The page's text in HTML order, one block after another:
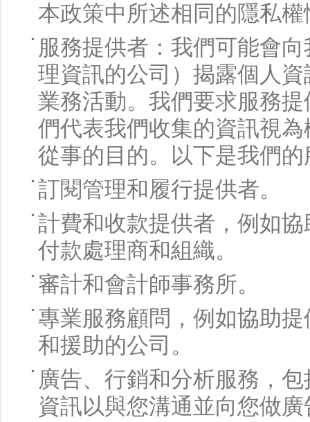
本政策中所述相同的隱私
服務提供者：我們可能會
理資訊的公司）揭露個人
業務活動。我們要求服務
們代表我們收集的資訊視
從事的目的。以下是我們
訂閱管理和履行提供者。
計費和收款提供者，例如
付款處理商和組織。
審計和會計師事務所。
專業服務顧問，例如協助
和援助的公司。
廣告、行銷和分析服務，
資訊以與您溝通並向您做